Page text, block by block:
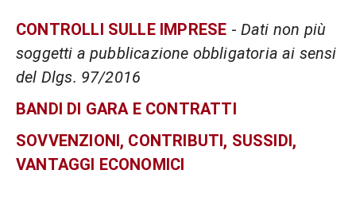
CONTROLLI SULLE IMPRESE - Dati non più
soggetti a pubblicazione obbligatoria ai sensi
del Dlgs. 97/2016
BANDI DI GARA E CONTRATTI
SOVVENZIONI, CONTRIBUTI, SUSSIDI,
VANTAGGI ECONOMICI